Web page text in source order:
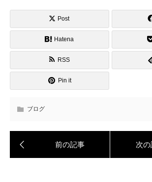
Post
Hatena
RSS
Pin it
ブログ